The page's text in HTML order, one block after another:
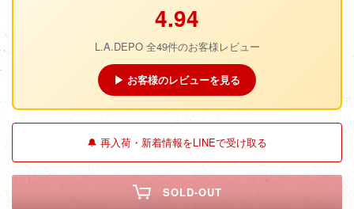
4.94
L.A.DEPO 全49件のお客様レビュー
▶ お客様のレビューを見る
🔔 再入荷・新着情報をLINEで受け取る
SOLD-OUT